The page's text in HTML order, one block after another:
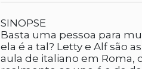
SINOPSE
Basta uma pessoa para
ela é a tal? Letty e Alf são
aula de italiano em